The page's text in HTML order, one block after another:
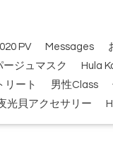
PV Messages
ージュマスク Hula
ート
男性Class
光貝アクセサリー